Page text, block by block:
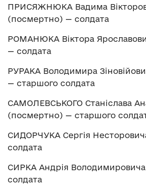
ПРИСЯЖНЮКА Вадима
(посмертно) — солдата
РОМАНЮКА Віктора
— солдата
РУРАКА Володимира
— старшого солдата
САМОЛЕВСЬКОГО Станіслава
(посмертно) — старшого
СИДОРЧУКА Сергія
солдата
СИРКА Андрія
солдата